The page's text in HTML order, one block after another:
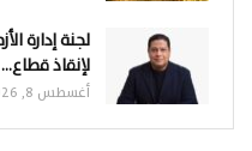
لإنقاذ قطاع…
أغسطس 8, 2026